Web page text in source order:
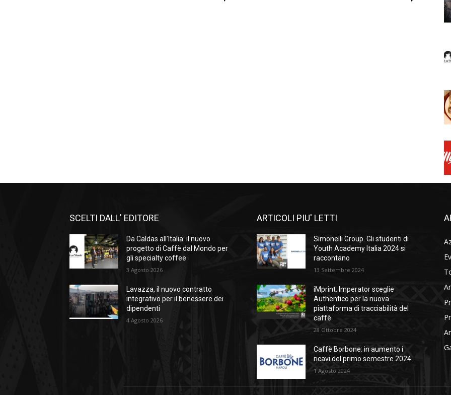
SCELTI DALL' EDITORE
Da Caldas all’Italia: il nuovo
progetto di Caffè dal Mondo per
gli specialty coffee
3 Agosto 2026
Lavazza, il nuovo contratto
integrativo per il benessere dei
dipendenti
4 Agosto 2026
ARTICOLI PIU' LETTI
Simonelli Group. Gli studenti di
Youth Academy Italia 2024 si
raccontano
13 Settembre 2024
iMprint. Imperator sceglie
Authentico per la nuova
piattaforma di tracciabilità del
caffè
28 Ottobre 2024
Caffè Borbone: in aumento i
ricavi del primo semestre 2024
1 Agosto 2024